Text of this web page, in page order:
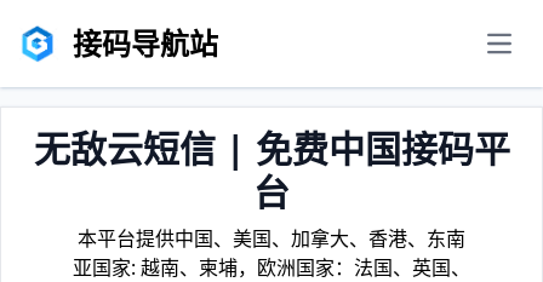
接码导航站
无敌云短信 | 免费中国接码平
台
本平台提供中国、美国、加拿大、香港、东南
亚国家: 越南、柬埔，欧洲国家：法国、英国、